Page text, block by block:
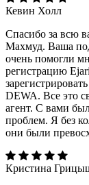
Кевин Холл
Спасибо за всю
Махмуд. Ваша
очень помогли
регистрацию
DEWA. Все это
агент. С вами
проблем. Я без
они были
Кристина